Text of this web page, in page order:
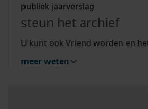
Wij helpen u op weg met een
bekijk alle zoektips
publiek jaarverslag
steun het archief
U kunt ook Vriend worden en
meer weten
Mijn Studiezaal (inloggen)